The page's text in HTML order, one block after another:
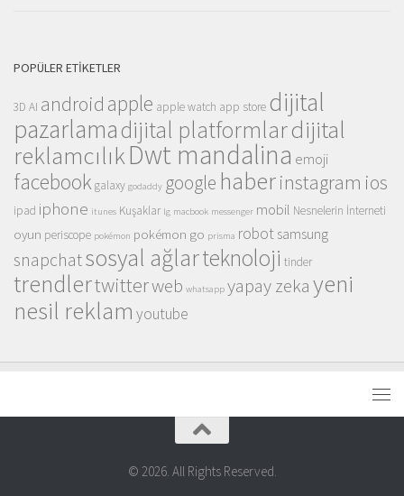
POPÜLER ETIKETLER
3D AI android apple apple watch app store dijital
pazarlamadijital platformlardijital
reklamcılıkDwt mandalina emoji
facebookgalaxy godaddy google haberinstagram ios
ipad iphone itunes Kuşaklar lg macbook messenger mobil Nesnelerin İnterneti
oyun periscope pokémon pokémon go prisma robot samsung
snapchatsosyal ağlarteknoloji tinder
trendlertwitterweb whatsapp yapay zekayeni
nesil reklam youtube
© 2026. All Rights Reserved.